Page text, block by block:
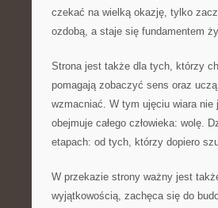
czekać na wielką okazję, tylko
ozdobą, a staje się fundamentem
Strona jest także dla tych, którzy
pomagają zobaczyć sens oraz
wzmacniać. W tym ujęciu wiara
obejmuje całego człowieka: wolę.
etapach: od tych, którzy dopiero
W przekazie strony ważny jest
wyjątkowością, zachęca się do